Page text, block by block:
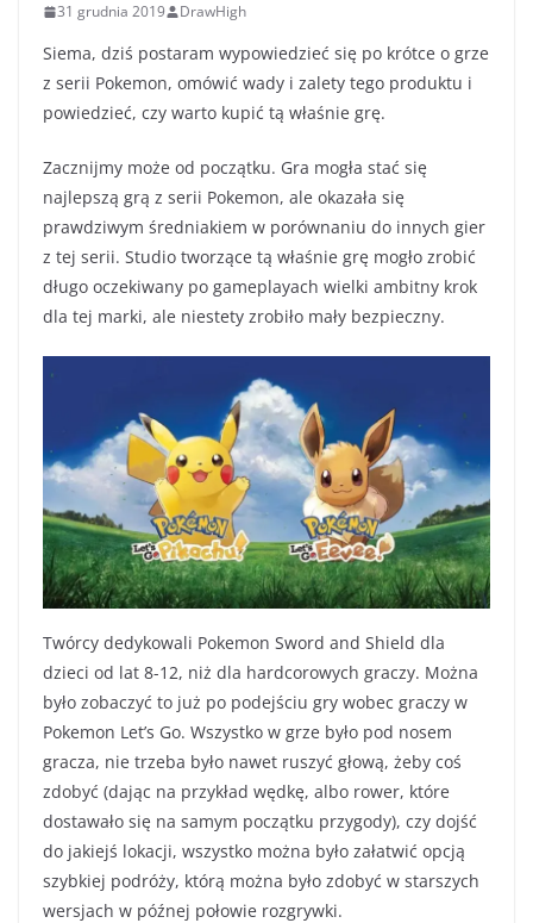
31 grudnia 2019 DrawHigh
Siema, dziś postaram wypowiedzieć się po krótce o grze
z serii Pokemon, omówić wady i zalety tego produktu i
powiedzieć, czy warto kupić tą właśnie grę.
Zacznijmy może od początku. Gra mogła stać się
najlepszą grą z serii Pokemon, ale okazała się
prawdziwym średniakiem w porównaniu do innych gier
z tej serii. Studio tworzące tą właśnie grę mogło zrobić
długo oczekiwany po gameplayach wielki ambitny krok
dla tej marki, ale niestety zrobiło mały bezpieczny.
Twórcy dedykowali Pokemon Sword and Shield dla
dzieci od lat 8-12, niż dla hardcorowych graczy. Można
było zobaczyć to już po podejściu gry wobec graczy w
Pokemon Let’s Go. Wszystko w grze było pod nosem
gracza, nie trzeba było nawet ruszyć głową, żeby coś
zdobyć (dając na przykład wędkę, albo rower, które
dostawało się na samym początku przygody), czy dojść
do jakiejś lokacji, wszystko można było załatwić opcją
szybkiej podróży, którą można było zdobyć w starszych
wersjach w późnej połowie rozgrywki.